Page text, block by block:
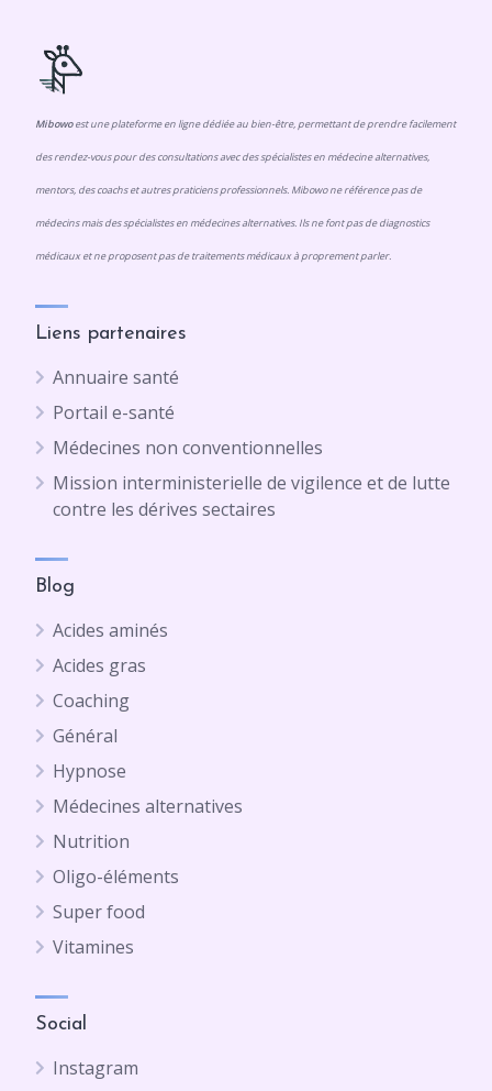
Mibowoest une plateforme en ligne dédiée au bien-être, permettant de prendre facilement
des rendez-vous pour des consultations avec des spécialistes en médecine alternatives,
mentors, des coachs et autres praticiens professionnels. Mibowo ne référence pas de
médecins mais des spécialistes en médecines alternatives. Ils ne font pas de diagnostics
médicaux et ne proposent pas de traitements médicaux à proprement parler.
Liens partenaires
Annuaire santé
Portail e-santé
Médecines non conventionnelles
Mission interministerielle de vigilence et de lutte
contre les dérives sectaires
Blog
Acides aminés
Acides gras
Coaching
Général
Hypnose
Médecines alternatives
Nutrition
Oligo-éléments
Super food
Vitamines
Social
Instagram